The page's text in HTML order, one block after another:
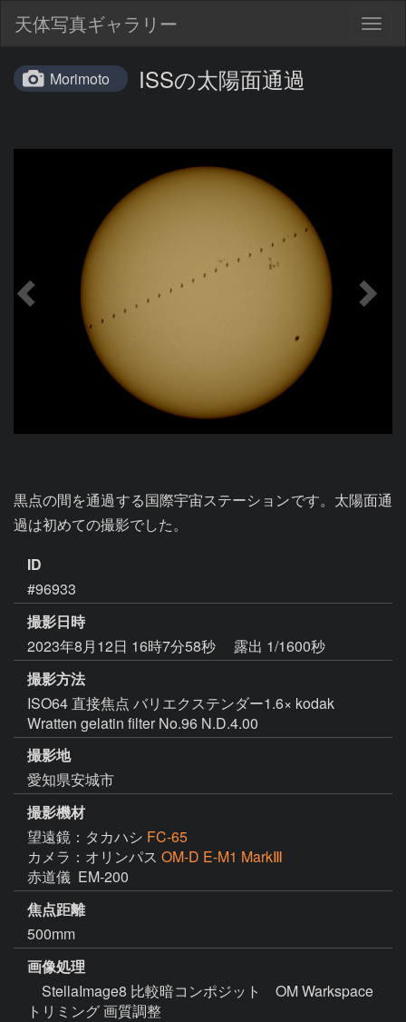
天体写真ギャラリー
Morimoto ISSの太陽面通過
黒点の間を通過する国際宇宙ステーションです。太陽面通
過は初めての撮影でした。
ID
#96933
撮影日時
2023年8月12日 16時7分58秒
露出 1/1600秒
撮影方法
ISO64 直接焦点 バリエクステンダー1.6× kodak
Wratten gelatin filter No.96 N.D.4.00
撮影地
愛知県安城市
撮影機材
望遠鏡：タカハシ FC-65
カメラ：オリンパス OM-D E-M1 MarkⅢ
赤道儀  EM-200
焦点距離
500mm
画像処理
StellaImage8 比較暗コンポジット　OM Warkspace
トリミング 画質調整